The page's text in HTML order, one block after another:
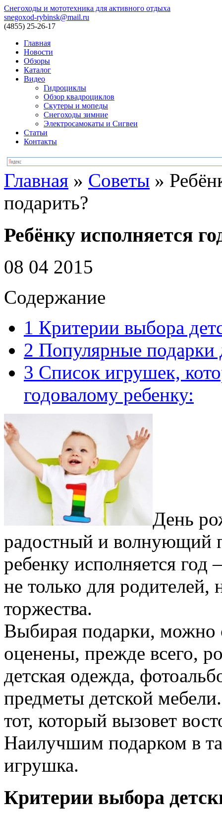
Снегоходы и мототехника для активного отдыха
snegoxod-rybinsk@mail.ru
(4855) 25-26-17
Главная
Новости
Обзоры
Каталог
Видео
Гидроциклы
Обзор квадроциклов
Скутеры и мопеды
Снегоходы зимние
Электросамокаты и Сигвеи
Статьи
Контакты
Главная » Советы »
подарить?
Ребёнку исполняется
08 04 2015
Содержание
1 Критерии выбора
2 Популярные подарки
3 Список игрушек,
годовалому ребенку:
День
радостный и волнующий
ребенку исполняется год
не только для
торжества.
Выбирая подарки, можно
оценены, прежде всего,
детская одежда,
предметы детской
тот, который вызовет
Наилучшим подарком в
игрушка.
Критерии выбора